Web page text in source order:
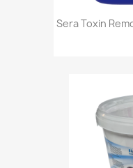
Sera Toxin